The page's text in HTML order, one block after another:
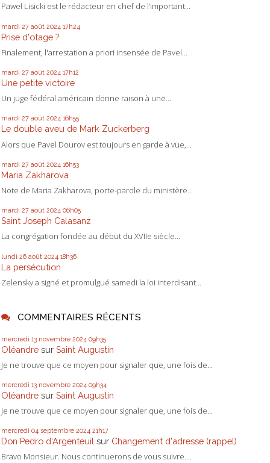
Paweł Lisicki est le rédacteur en chef de l’important...
mardi 27 août 2024 17h24
Prise d'otage ?
Finalement, l'arrestation a priori insensée de Pavel...
mardi 27 août 2024 17h12
Une petite victoire
Un juge fédéral américain donne raison à une...
mardi 27 août 2024 16h55
Le double aveu de Mark Zuckerberg
Alors que Pavel Dourov est toujours en garde à vue,...
mardi 27 août 2024 16h53
Maria Zakharova
Note de Maria Zakharova, porte-parole du ministère...
mardi 27 août 2024 06h05
Saint Joseph Calasanz
La congrégation fondée au début du XVIIe siècle...
lundi 26 août 2024 18h36
La persécution
Zelensky a signé et promulgué samedi la loi interdisant...
COMMENTAIRES RÉCENTS
mercredi 13 novembre 2024 09h35
Oléandre sur Saint Augustin
Je ne trouve que ce moyen pour signaler que, une fois de...
mercredi 13 novembre 2024 09h34
Oléandre sur Saint Augustin
Je ne trouve que ce moyen pour signaler que, une fois de...
mercredi 04 septembre 2024 21h17
Don Pedro d‘Argenteuil sur Changement d'adresse (rappel)
Bravo Monsieur. Nous continuerons de vous suivre....